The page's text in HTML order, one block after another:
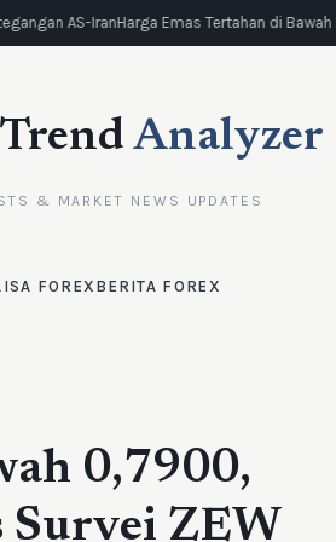
AS-IranHarga Emas Tertahan di Bawah
Analyzer
& MARKET NEWS UPDATES
FOREXBERITA FOREX
0,7900,
Survei ZEW